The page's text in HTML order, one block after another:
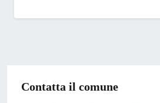
Contatta il comune